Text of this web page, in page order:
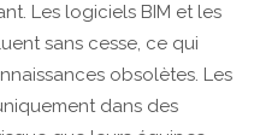
Les logiciels BIM et les
sans cesse, ce qui
obsolètes. Les
dans des